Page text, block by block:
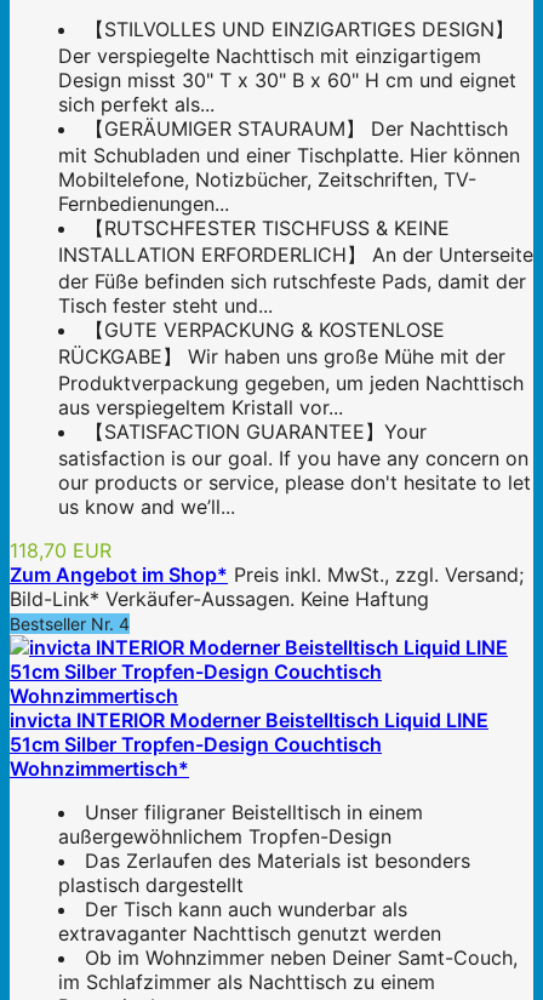
【STILVOLLES UND EINZIGARTIGES DESIGN】
Der verspiegelte Nachttisch mit einzigartigem
Design misst 30" T x 30" B x 60" H cm und eignet
sich perfekt als...
【GERÄUMIGER STAURAUM】 Der Nachttisch
mit Schubladen und einer Tischplatte. Hier können
Mobiltelefone, Notizbücher, Zeitschriften, TV-
Fernbedienungen...
【RUTSCHFESTER TISCHFUSS & KEINE
INSTALLATION ERFORDERLICH】 An der Unterseite
der Füße befinden sich rutschfeste Pads, damit der
Tisch fester steht und...
【GUTE VERPACKUNG & KOSTENLOSE
RÜCKGABE】 Wir haben uns große Mühe mit der
Produktverpackung gegeben, um jeden Nachttisch
aus verspiegeltem Kristall vor...
【SATISFACTION GUARANTEE】Your
satisfaction is our goal. If you have any concern on
our products or service, please don't hesitate to let
us know and we’ll...
118,70 EUR
Zum Angebot im Shop* Preis inkl. MwSt., zzgl. Versand;
Bild-Link* Verkäufer-Aussagen. Keine Haftung
Bestseller Nr. 4
invicta INTERIOR Moderner Beistelltisch Liquid LINE
51cm Silber Tropfen-Design Couchtisch
Wohnzimmertisch*
Unser filigraner Beistelltisch in einem
außergewöhnlichem Tropfen-Design
Das Zerlaufen des Materials ist besonders
plastisch dargestellt
Der Tisch kann auch wunderbar als
extravaganter Nachttisch genutzt werden
Ob im Wohnzimmer neben Deiner Samt-Couch,
im Schlafzimmer als Nachttisch zu einem